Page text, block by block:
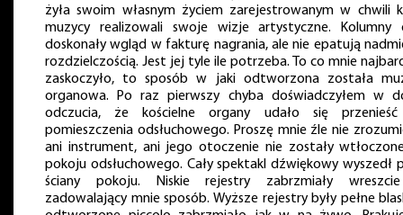
żyła swoim własnym życiem zarejestrowanym w chwili
muzycy realizowali swoje wizje artystyczne. Kolumny
doskonały wgląd w fakturę nagrania, ale nie epatują
rozdzielczością. Jest jej tyle ile potrzeba. To co mnie
zaskoczyło, to sposób w jaki odtworzona została
organowa. Po raz pierwszy chyba doświadczyłem w
odczucia, że kościelne organy udało się
pomieszczenia odsłuchowego. Proszę mnie źle nie
ani instrument, ani jego otoczenie nie zostały
pokoju odsłuchowego. Cały spektakl dźwiękowy wyszedł
ściany pokoju. Niskie rejestry zabrzmiały
zadowalający mnie sposób. Wyższe rejestry były pełne